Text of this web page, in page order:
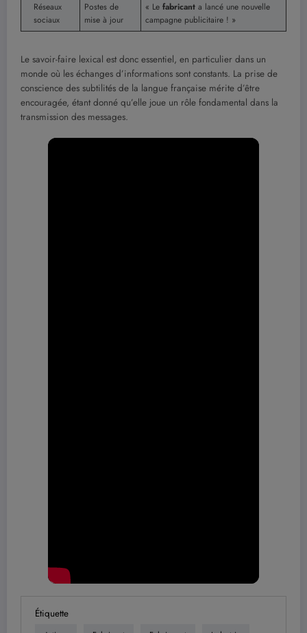
Réseaux
sociaux
Postes de
mise à jour
« Le fabricant a lancé une nouvelle
campagne publicitaire ! »
Le savoir-faire lexical est donc essentiel, en particulier dans un
monde où les échanges d’informations sont constants. La prise de
conscience des subtilités de la langue française mérite d’être
encouragée, étant donné qu’elle joue un rôle fondamental dans la
transmission des messages.
Étiquette